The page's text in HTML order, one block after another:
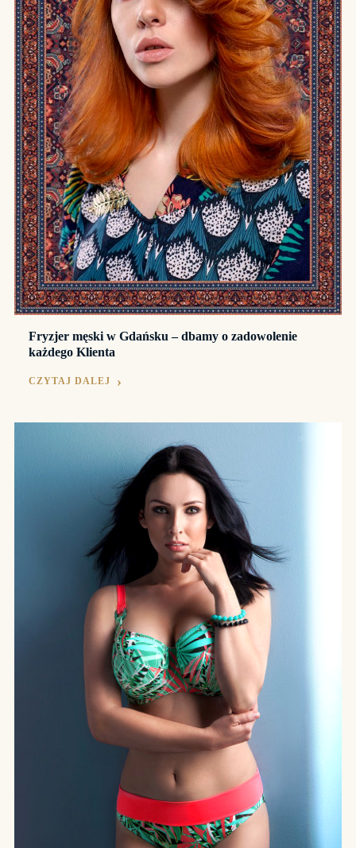
Fryzjer męski w Gdańsku – dbamy o zadowolenie
każdego Klienta
CZYTAJ DALEJ